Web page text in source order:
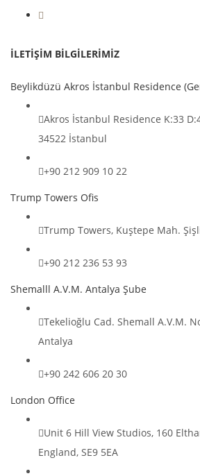
İLETİŞİM BİLGİLERİMİZ
Beylikdüzü Akros İstanbul Residence
Akros İstanbul Residence K:33
34522 İstanbul
+90 212 909 10 22
Trump Towers Ofis
Trump Towers, Kuştepe Mah.
+90 212 236 53 93
Shemalll A.V.M. Antalya Şube
Tekelioğlu Cad. Shemall A.V.M.
Antalya
+90 242 606 20 30
London Office
Unit 6 Hill View Studios, 160
England, SE9 5EA